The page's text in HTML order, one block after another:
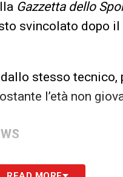
Gazzetta dello
svincolato dopo
stesso tecnico,
l’età non